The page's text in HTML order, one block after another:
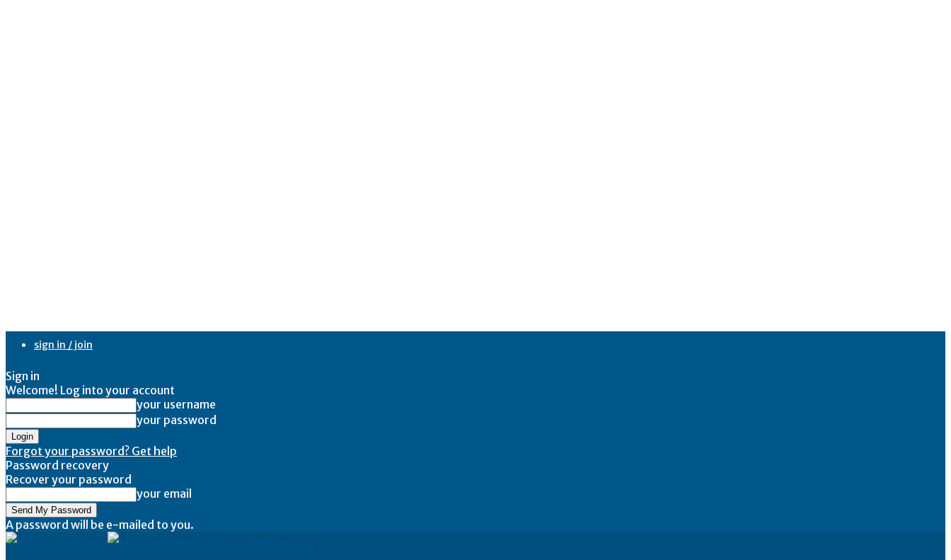
sign in / join
Sign in
Welcome! Log into your account
your username
your password
Forgot your password? Get help
Password recovery
Recover your password
your email
A password will be e-mailed to you.